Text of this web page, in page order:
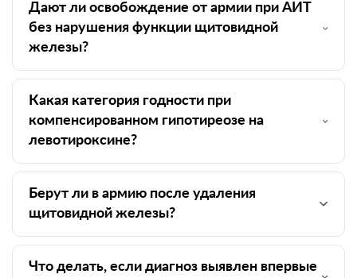
Дают ли освобождение от армии при АИТ
без нарушения функции щитовидной
железы?
Какая категория годности при
компенсированном гипотиреозе на
левотироксине?
Берут ли в армию после удаления
щитовидной железы?
Что делать, если диагноз выявлен впервые